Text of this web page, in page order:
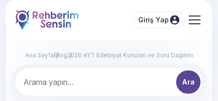
Giriş Yap
Ana SayfaBlog2026 AYT Edebiyat Konuları ve Soru Dağılımı
Ara